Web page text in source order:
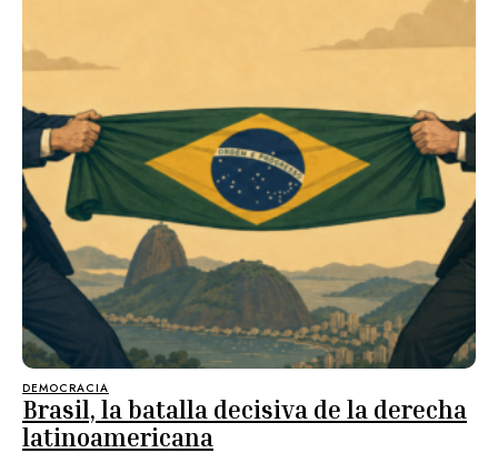
DEMOCRACIA
Brasil, la batalla decisiva de la derecha
latinoamericana